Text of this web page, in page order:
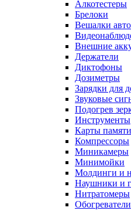
Алкотестеры
Брелоки
Вешалки
Внешние
Держатели
Диктофоны
Дозиметры
Зарядки для
Звуковые
Подогрев
Инструменты
Карты памяти
Компрессоры
Миникамеры
Минимойки
Молдинги и
Наушники и
Нитратомеры
Обогреватели